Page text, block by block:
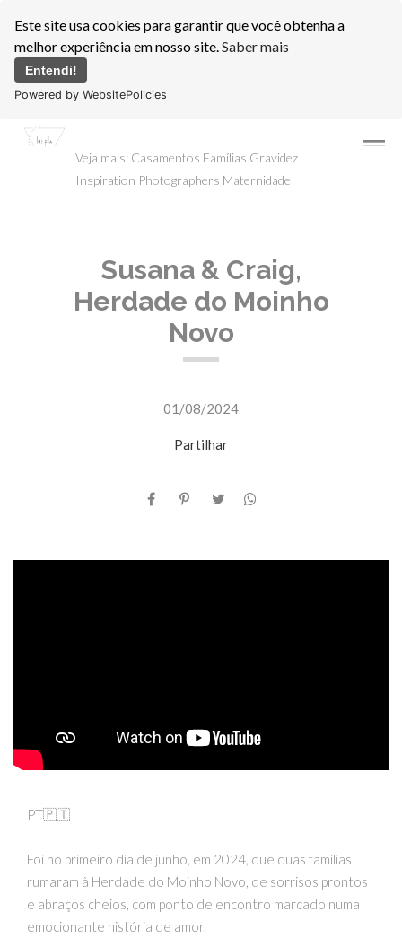
Este site usa cookies para garantir que você obtenha a
melhor experiência em nosso site.Saber mais
Entendi!
Powered by WebsitePolicies
menu
Veja mais: Casamentos Famílias Gravidez
Inspiration Photographers Maternidade
Susana & Craig,
Herdade do Moinho
Novo
01/08/2024
Partilhar
PT🇵🇹
Foi no primeiro dia de junho, em 2024, que duas famílias
rumaram à Herdade do Moinho Novo, de sorrisos prontos
e abraços cheios, com ponto de encontro marcado numa
emocionante história de amor.